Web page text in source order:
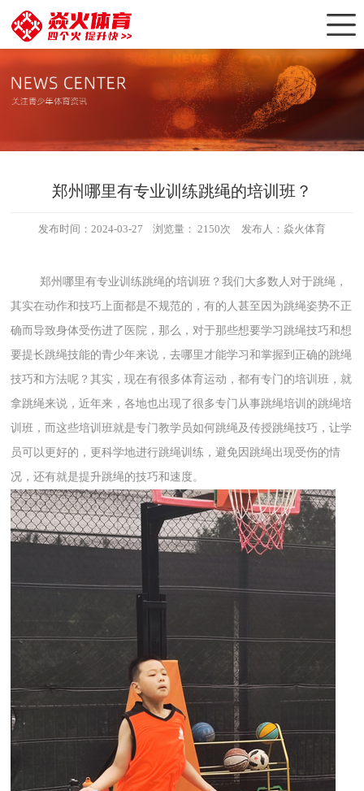
郑州哪里有专业训练跳绳的培训班？
发布时间：2024-03-27 浏览量：2150次 发布人：焱火体育
郑州哪里有专业训练跳绳的培训班？我们大多数人对于跳绳，
其实在动作和技巧上面都是不规范的，有的人甚至因为跳绳姿势不正
确而导致身体受伤进了医院，那么，对于那些想要学习跳绳技巧和想
要提长跳绳技能的青少年来说，去哪里才能学习和掌握到正确的跳绳
技巧和方法呢？其实，现在有很多体育运动，都有专门的培训班，就
拿跳绳来说，近年来，各地也出现了很多专门从事跳绳培训的跳绳培
训班，而这些培训班就是专门教学员如何跳绳及传授跳绳技巧，让学
员可以更好的，更科学地进行跳绳训练，避免因跳绳出现受伤的情
况，还有就是提升跳绳的技巧和速度。